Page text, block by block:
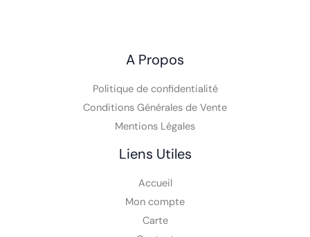
A Propos
Politique de confidentialité
Conditions Générales de Vente
Mentions Légales
Liens Utiles
Accueil
Mon compte
Carte